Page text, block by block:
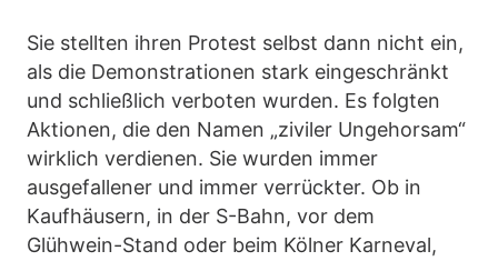
Sie stellten ihren Protest selbst dann nicht ein,
als die Demonstrationen stark eingeschränkt
und schließlich verboten wurden. Es folgten
Aktionen, die den Namen „ziviler Ungehorsam“
wirklich verdienen. Sie wurden immer
ausgefallener und immer verrückter. Ob in
Kaufhäusern, in der S-Bahn, vor dem
Glühwein-Stand oder beim Kölner Karneval,